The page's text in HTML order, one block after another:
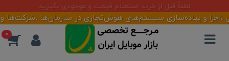
آماده همکاری با تأمین کنندگان و فعالان بازار
پیاده‌سازی سیستم‌های هوش‌تجاری در سازمان‌ها ،شرکت‌ها و
0